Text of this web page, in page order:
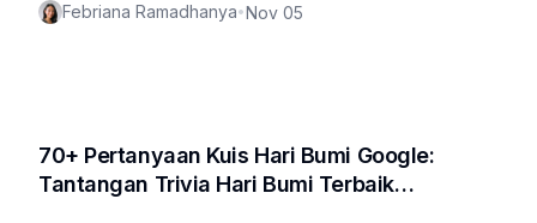
Febriana Ramadhanya•Nov 05
70+ Pertanyaan Kuis Hari Bumi Google:
Tantangan Trivia Hari Bumi Terbaik